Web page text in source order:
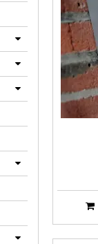
klassieke
ruimte
De
De
mix van